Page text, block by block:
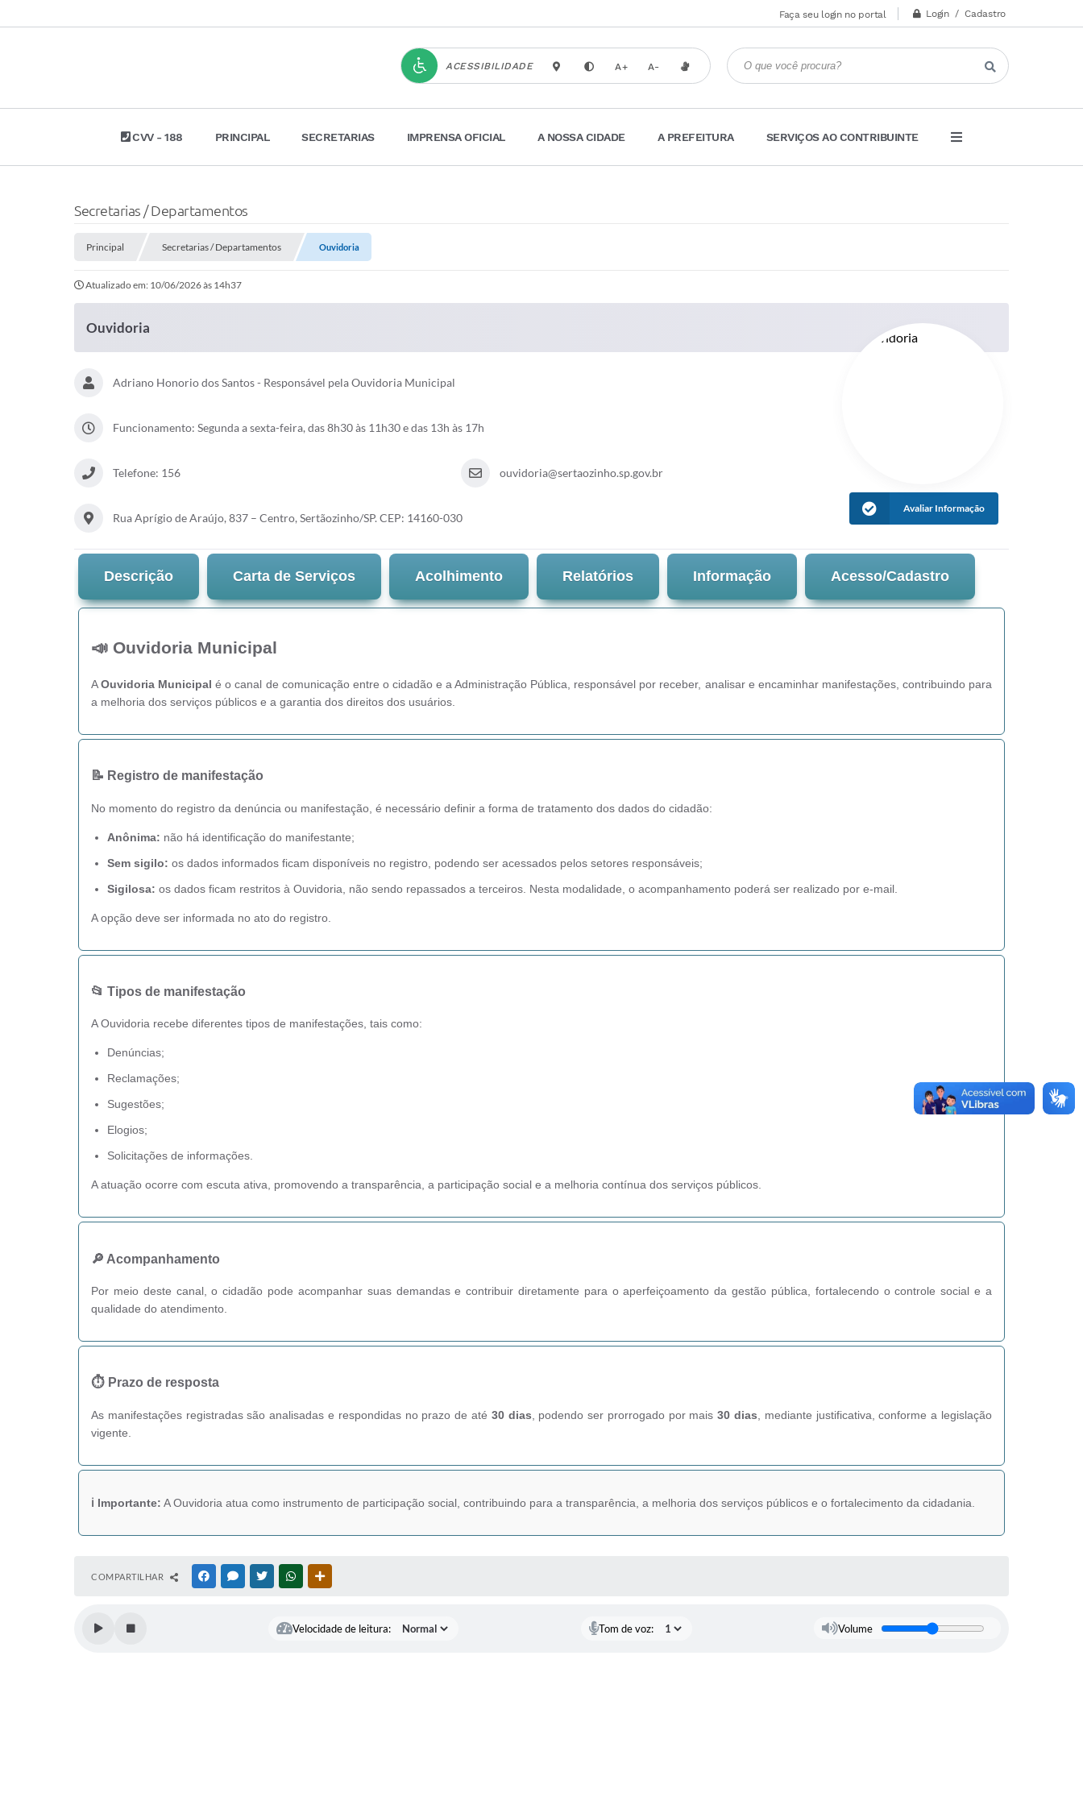
Faça seu login no portal Login / Cadastro
ACESSIBILIDADE A+ A-
CVV - 188 PRINCIPAL SECRETARIAS IMPRENSA OFICIAL A NOSSA CIDADE A PREFEITURA SERVIÇOS AO CONTRIBUINTE
Secretarias / Departamentos
Principal Secretarias / Departamentos Ouvidoria
Atualizado em: 10/06/2026 às 14h37
Ouvidoria
Adriano Honorio dos Santos - Responsável pela Ouvidoria Municipal
Funcionamento: Segunda a sexta-feira, das 8h30 às 11h30 e das 13h às 17h
Telefone: 156 ouvidoria@sertaozinho.sp.gov.br
Rua Aprígio de Araújo, 837 – Centro, Sertãozinho/SP. CEP: 14160-030
Avaliar Informação
Descrição Carta de Serviços Acolhimento Relatórios Informação Acesso/Cadastro
📣 Ouvidoria Municipal
AOuvidoria Municipal é o canal de comunicação entre o cidadão e a Administração Pública, responsável por receber, analisar e encaminhar manifestações, contribuindo para
a melhoria dos serviços públicos e a garantia dos direitos dos usuários.
📝 Registro de manifestação
No momento do registro da denúncia ou manifestação, é necessário definir a forma de tratamento dos dados do cidadão:
Anônima: não há identificação do manifestante;
Sem sigilo: os dados informados ficam disponíveis no registro, podendo ser acessados pelos setores responsáveis;
Sigilosa: os dados ficam restritos à Ouvidoria, não sendo repassados a terceiros. Nesta modalidade, o acompanhamento poderá ser realizado por e-mail.
A opção deve ser informada no ato do registro.
📂 Tipos de manifestação
A Ouvidoria recebe diferentes tipos de manifestações, tais como:
Denúncias;
Reclamações;
Sugestões;
Elogios;
Solicitações de informações.
A atuação ocorre com escuta ativa, promovendo a transparência, a participação social e a melhoria contínua dos serviços públicos.
🔎 Acompanhamento
Por meio deste canal, o cidadão pode acompanhar suas demandas e contribuir diretamente para o aperfeiçoamento da gestão pública, fortalecendo o controle social e a
qualidade do atendimento.
⏱️ Prazo de resposta
As manifestações registradas são analisadas e respondidas no prazo de até 30 dias , podendo ser prorrogado por mais30 dias , mediante justificativa, conforme a legislação
vigente.
ℹ️ Importante: A Ouvidoria atua como instrumento de participação social, contribuindo para a transparência, a melhoria dos serviços públicos e o fortalecimento da cidadania.
COMPARTILHAR FACEBOOKMESSENGER
TWITTERWHATSAPP
Velocidade de leitura: Tom de voz: Volume